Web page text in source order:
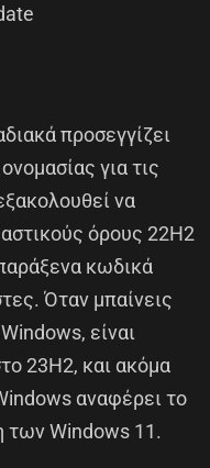
προσεγγίζει
για τις
να
όρους 22H2
κωδικά
Όταν μπαίνεις
είναι
23H2, και ακόμα
αναφέρει το
των Windows 11.